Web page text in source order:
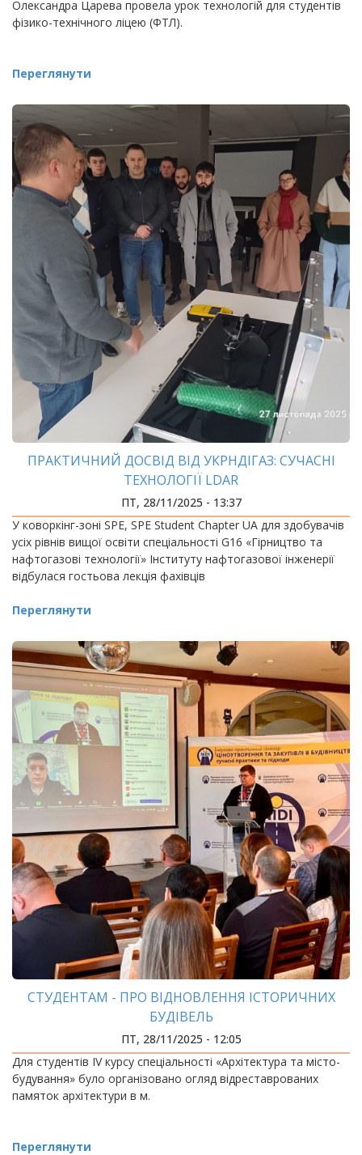
Олександра Царева провела урок технологій для студентів
фізико-технічного ліцею (ФТЛ).
Переглянути
ПРАКТИЧНИЙ ДОСВІД ВІД УКРНДІГАЗ: СУЧАСНІ
ТЕХНОЛОГІЇ LDAR
ПТ, 28/11/2025 - 13:37
У коворкінг-зоні SPE, SPE Student Chapter UA для здобувачів
усіх рівнів вищої освіти спеціальності G16 «Гірництво та
нафтогазові технології» Інституту нафтогазової інженерії
відбулася гостьова лекція фахівців
Переглянути
СТУДЕНТАМ - ПРО ВІДНОВЛЕННЯ ІСТОРИЧНИХ
БУДІВЕЛЬ
ПТ, 28/11/2025 - 12:05
Для студентів IV курсу спеціальності «Архітектура та місто-
будування» було організовано огляд відреставрованих
памяток архітектури в м.
Переглянути